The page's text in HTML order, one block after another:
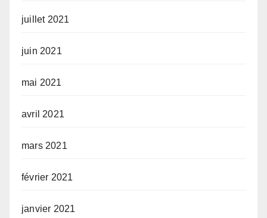
juillet 2021
juin 2021
mai 2021
avril 2021
mars 2021
février 2021
janvier 2021